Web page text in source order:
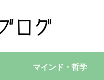
マインド・哲学